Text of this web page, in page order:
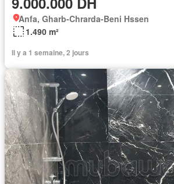
Anfa, Gharb-Chrarda-Beni Hssen
1.490 m²
Il y a 1 semaine, 2 jours